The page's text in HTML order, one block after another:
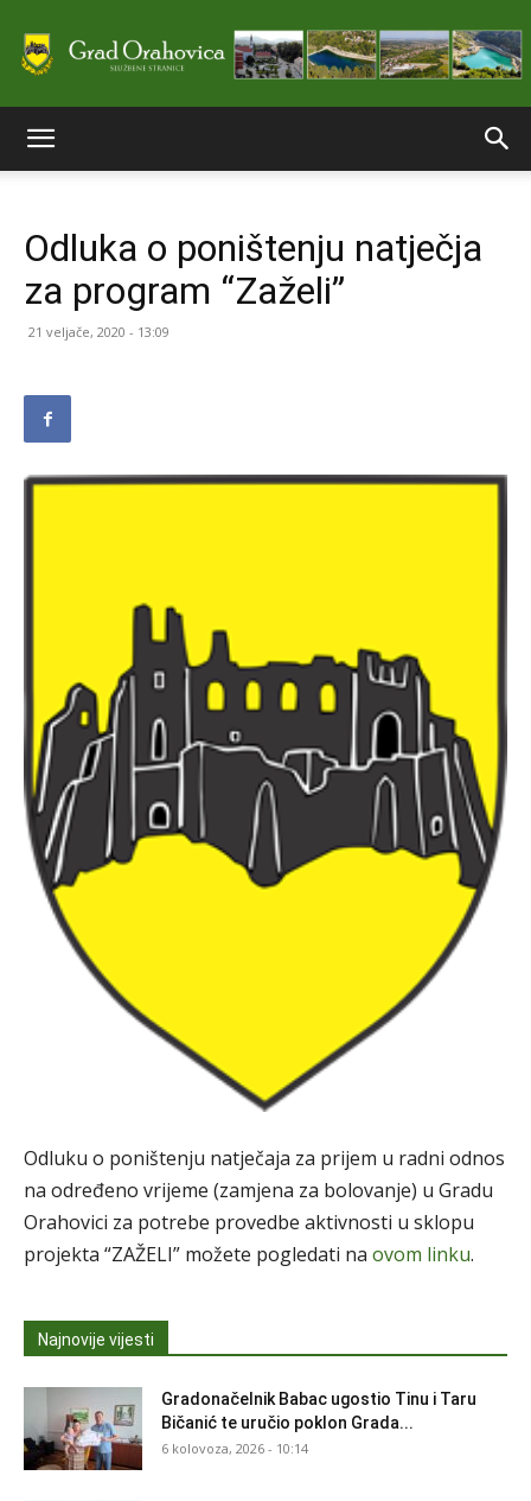
stranice
Odluka o poništenju natječja
za program “Zaželi”
21 veljače, 2020 - 13:09
Odluku o poništenju natječaja za prijem u radni odnos
na određeno vrijeme (zamjena za bolovanje) u Gradu
Orahovici za potrebe provedbe aktivnosti u sklopu
projekta “ZAŽELI” možete pogledati na ovom linku.
Najnovije vijesti
Gradonačelnik Babac ugostio Tinu i Taru
Bičanić te uručio poklon Grada...
6 kolovoza, 2026 - 10:14